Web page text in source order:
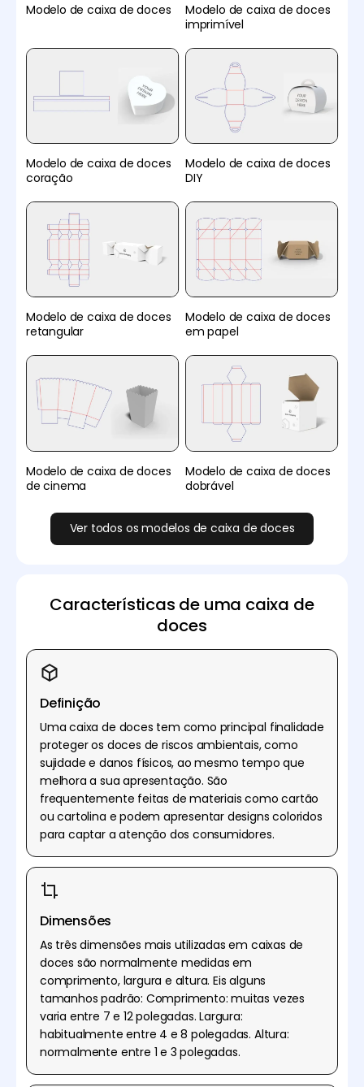
Modelo de caixa de doces
Modelo de caixa de doces
imprimível
Modelo de caixa de doces
coração
Modelo de caixa de doces
DIY
Modelo de caixa de doces
retangular
Modelo de caixa de doces
em papel
Modelo de caixa de doces
de cinema
Modelo de caixa de doces
dobrável
Ver todos os modelos de caixa de doces
Características de uma caixa de
doces
Definição
Uma caixa de doces tem como principal finalidade
proteger os doces de riscos ambientais, como
sujidade e danos físicos, ao mesmo tempo que
melhora a sua apresentação. São
frequentemente feitas de materiais como cartão
ou cartolina e podem apresentar designs coloridos
para captar a atenção dos consumidores.
Dimensões
As três dimensões mais utilizadas em caixas de
doces são normalmente medidas em
comprimento, largura e altura. Eis alguns
tamanhos padrão: Comprimento: muitas vezes
varia entre 7 e 12 polegadas. Largura:
habitualmente entre 4 e 8 polegadas. Altura:
normalmente entre 1 e 3 polegadas.